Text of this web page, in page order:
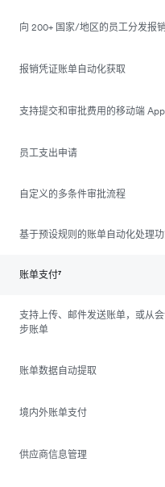
向 200+ 国家/地区的员工分发报
报销凭证账单自动化获取
支持提交和审批费用的移动端 App
员工支出申请
自定义的多条件审批流程
基于预设规则的账单自动化处理
账单支付⁷
支持上传、邮件发送账单，或从
步账单
账单数据自动提取
境内外账单支付
供应商信息管理